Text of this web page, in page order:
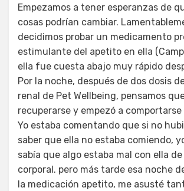
Empezamos a tener esperanzas de
cosas podrían cambiar.
decidimos probar un medicamento
estimulante del apetito en ella
ella fue cuesta abajo muy rápido
Por la noche, después de dos dosis
renal de Pet Wellbeing, pensamos
recuperarse y empezó a
Yo estaba comentando que si no
saber que ella no estaba comiendo,
sabía que algo estaba mal con ella
corporal. pero más tarde esa noche
la medicación apetito, me asusté